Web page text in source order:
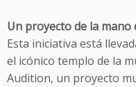
Un proyecto de la mano
Esta iniciativa está
el icónico templo de la
Audition, un proyecto